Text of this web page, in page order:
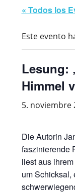
« Todos los
Este evento
Lesung:
Himmel
5. noviembre
Die Autorin
faszinierende
liest aus
um Schicksal,